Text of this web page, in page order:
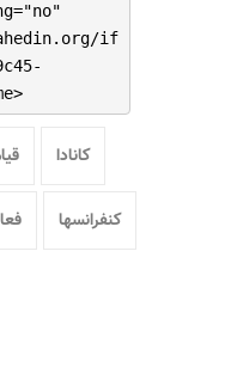
if
کانادا
کنفرانسها